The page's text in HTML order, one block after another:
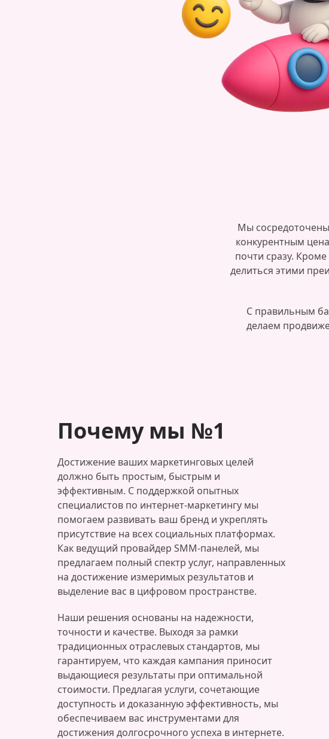
Мы сосредоточены
конкурентным
почти сразу.
делиться этими
С правильным
делаем
Почему мы №1
Достижение ваших маркетинговых целей
должно быть простым, быстрым и
эффективным. С поддержкой опытных
специалистов по интернет-маркетингу мы
помогаем развивать ваш бренд и укреплять
присутствие на всех социальных платформах.
Как ведущий провайдер SMM-панелей, мы
предлагаем полный спектр услуг, направленных
на достижение измеримых результатов и
выделение вас в цифровом пространстве.
Наши решения основаны на надежности,
точности и качестве. Выходя за рамки
традиционных отраслевых стандартов, мы
гарантируем, что каждая кампания приносит
выдающиеся результаты при оптимальной
стоимости. Предлагая услуги, сочетающие
доступность и доказанную эффективность, мы
обеспечиваем вас инструментами для
достижения долгосрочного успеха в интернете.